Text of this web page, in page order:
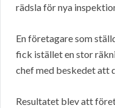
rädsla för nya
En företagare som
fick istället en stor
chef med beskedet att
Resultatet blev att